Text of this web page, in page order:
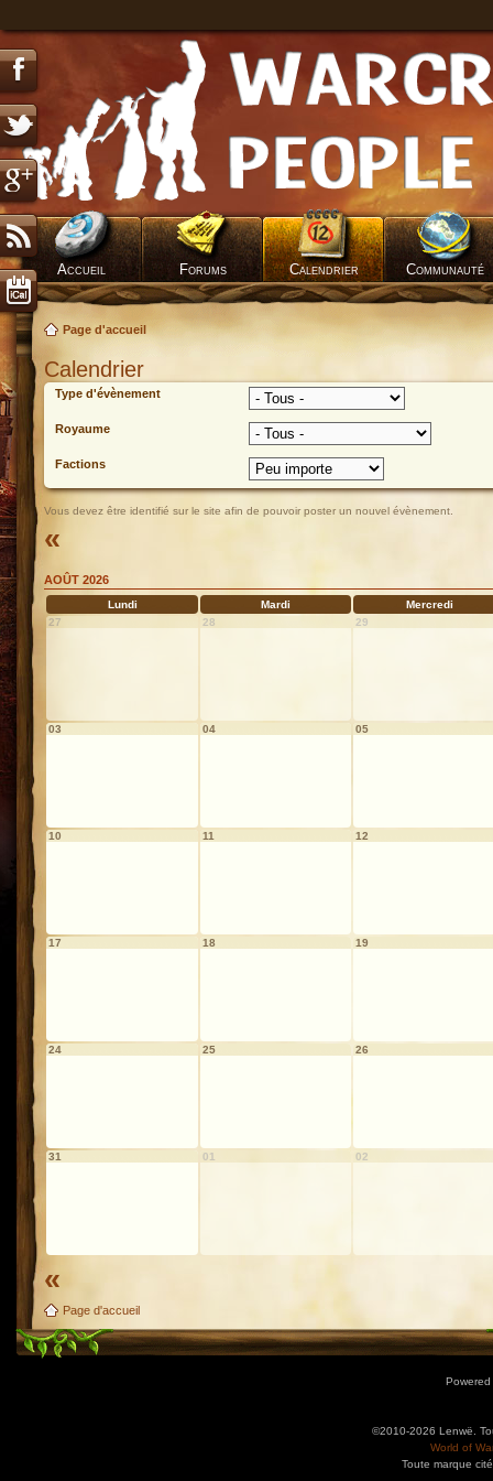
Accueil Forums Calendrier Communauté
Page d'accueil
Calendrier
Type d'évènement
Royaume
Factions
Vous devez être identifié sur le site afin de pouvoir poster un nouvel évènement.
«
AOÛT 2026
Lundi Mardi
Mercredi
27
28 29
03 04 05
10 11 12
17 18 19
24 25 26
31 01 02
«
Page d'accueil
©2010-2026 Lenwë.
World of
Toute marque